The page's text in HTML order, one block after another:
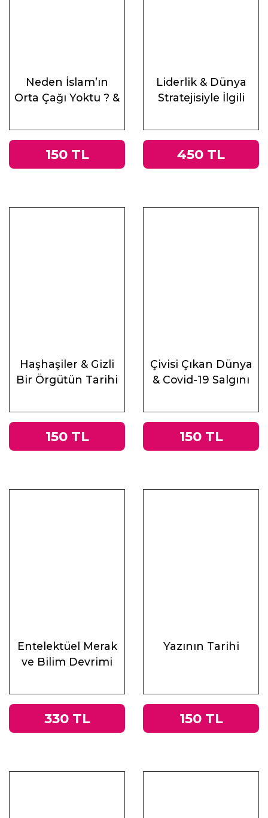
Neden İslam’ın
Orta Çağı Yoktu ? &
ve Doğu
150 TL
Liderlik & Dünya
Stratejisiyle İlgili
450 TL
Haşhaşiler & Gizli
Bir Örgütün Tarihi
150 TL
Çivisi Çıkan Dünya
& Covid-19 Salgını
Muhasebeler
150 TL
Entelektüel Merak
ve Bilim Devrimi
330 TL
Yazının Tarihi
150 TL